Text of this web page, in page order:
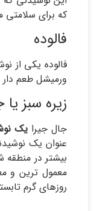
که برای
فالوده
فالوده یکی از
ورمیشل طعم
زیره سبز
جال جیرا یک
عنوان یک
بیشتر در منطقه
معمول ترین و
روزهای گرم